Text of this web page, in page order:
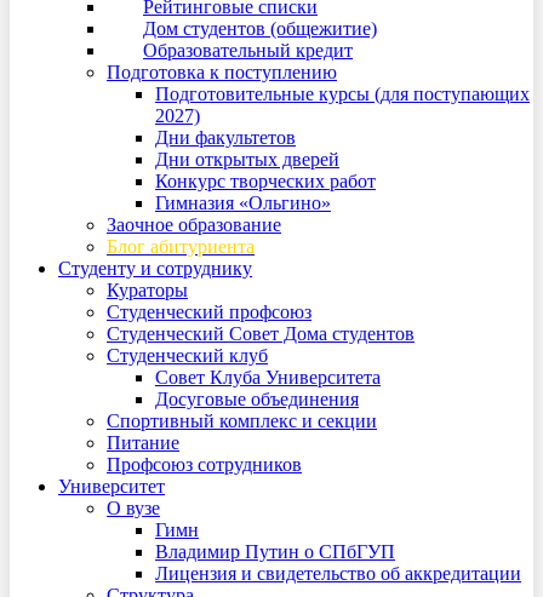
Рейтинговые списки
Дом студентов (общежитие)
Образовательный кредит
Подготовка к поступлению
Подготовительные курсы (для поступающих
2027)
Дни факультетов
Дни открытых дверей
Конкурс творческих работ
Гимназия «Ольгино»
Заочное образование
Блог абитуриента
Студенту и сотруднику
Кураторы
Студенческий профсоюз
Студенческий Совет Дома студентов
Студенческий клуб
Совет Клуба Университета
Досуговые объединения
Спортивный комплекс и секции
Питание
Профсоюз сотрудников
Университет
О вузе
Гимн
Владимир Путин о СПбГУП
Лицензия и свидетельство об аккредитации